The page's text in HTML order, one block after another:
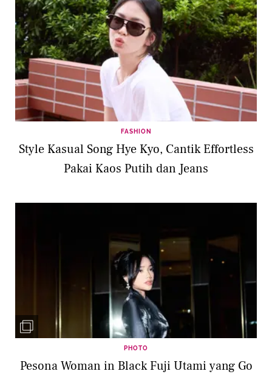
FASHION
Style Kasual Song Hye Kyo, Cantik Effortless
Pakai Kaos Putih dan Jeans
PHOTO
Pesona Woman in Black Fuji Utami yang Go